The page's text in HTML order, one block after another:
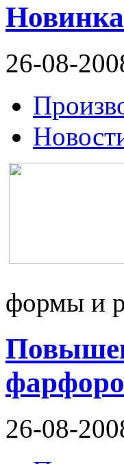
26-08-
формы и
26-08-